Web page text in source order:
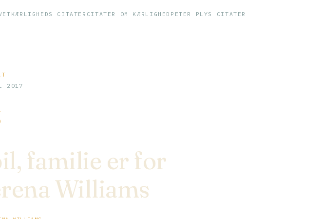
KÆRLIGHEDS CITATER CITATER OM KÆRLIGHED PETER PLYS CITATER
2017
familie er for
Williams